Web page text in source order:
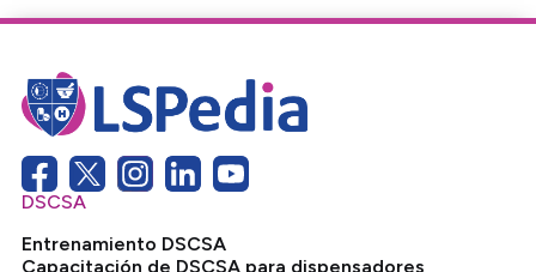
DSCSA
Entrenamiento DSCSA
Capacitación de DSCSA para dispensadores